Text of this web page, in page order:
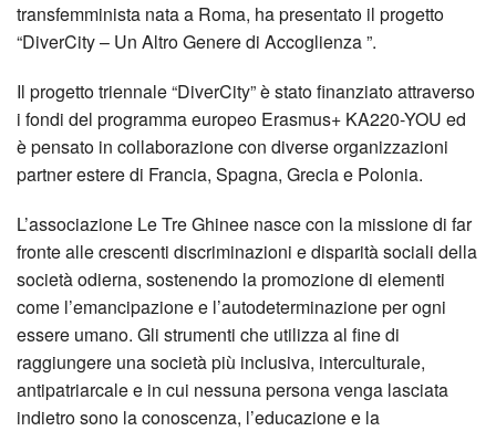
transfemminista nata a Roma, ha presentato il progetto
“DiverCity – Un Altro Genere di Accoglienza ”.
Il progetto triennale “DiverCity” è stato finanziato attraverso
i fondi del programma europeo Erasmus+ KA220-YOU ed
è pensato in collaborazione con diverse organizzazioni
partner estere di Francia, Spagna, Grecia e Polonia.
L’associazione Le Tre Ghinee nasce con la missione di far
fronte alle crescenti discriminazioni e disparità sociali della
società odierna, sostenendo la promozione di elementi
come l’emancipazione e l’autodeterminazione per ogni
essere umano. Gli strumenti che utilizza al fine di
raggiungere una società più inclusiva, interculturale,
antipatriarcale e in cui nessuna persona venga lasciata
indietro sono la conoscenza, l’educazione e la